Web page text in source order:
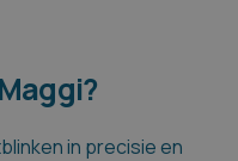
in precisie en